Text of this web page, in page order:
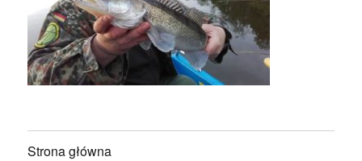
Strona główna